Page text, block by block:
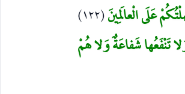
عَلَى الْعالَمِينَ(١٢٢)
تَنْفَعُها شَفاعَةٌ وَلا هُمْ